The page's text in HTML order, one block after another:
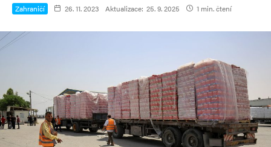
Zahraničí 26. 11. 2023 Aktualizace: 25. 9. 2025 1 min. čtení